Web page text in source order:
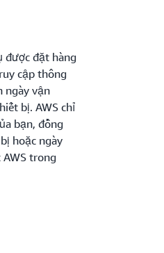
được đặt hàng
cập thông
ngày vận
bị. AWS chỉ
bạn, đồng
hoặc ngày
trong